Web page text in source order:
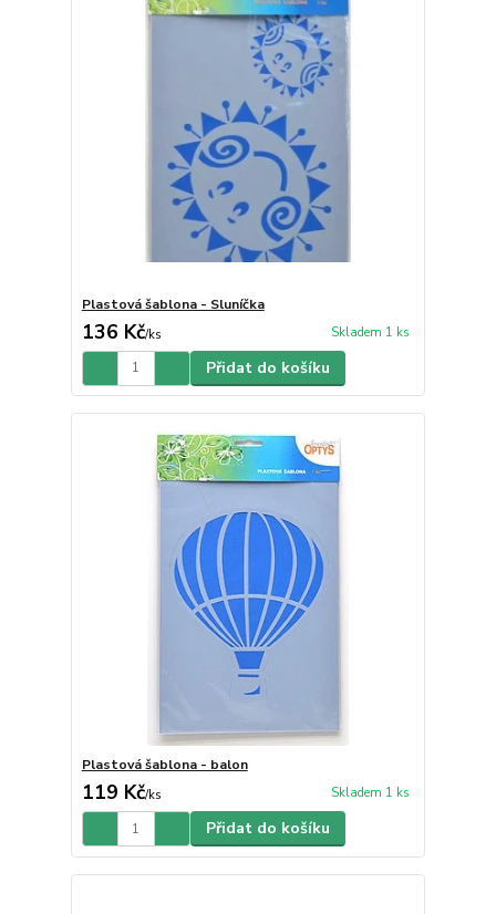
Plastová šablona - Sluníčka
136 Kč/ks Skladem 1 ks
Přidat do košíku
Plastová šablona - balon
119 Kč/ks Skladem 1 ks
Přidat do košíku